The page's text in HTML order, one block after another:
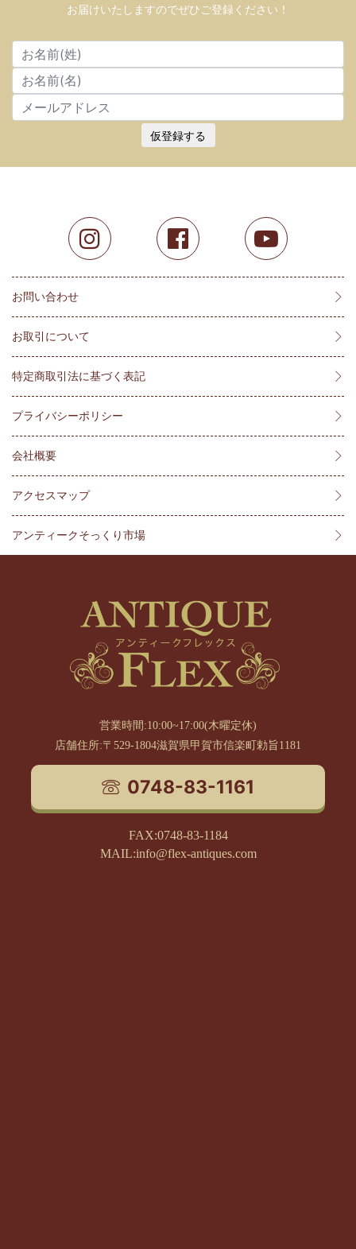
お届けいたしますのでぜひご登録ください！
仮登録する
お問い合わせ
お取引について
特定商取引法に基づく表記
プライバシーポリシー
会社概要
アクセスマップ
アンティークそっくり市場
営業時間:10:00~17:00(木曜定休)
店舗住所:〒529-1804滋賀県甲賀市信楽町勅旨1181
0748-83-1161
FAX:0748-83-1184
MAIL:info@flex-antiques.com